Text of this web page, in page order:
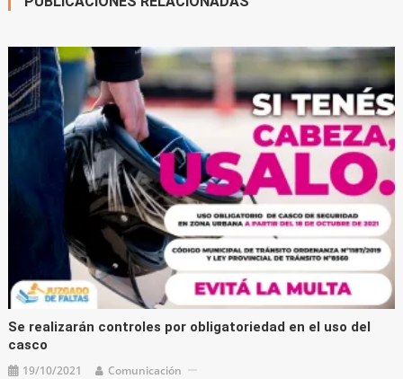
Se realizarán controles por obligatoriedad en el uso del
casco
19/10/2021 Comunicación